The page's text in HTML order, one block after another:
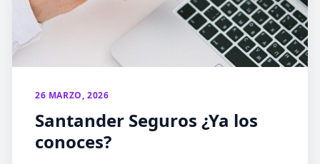
26 MARZO, 2026
Santander Seguros ¿Ya los
conoces?